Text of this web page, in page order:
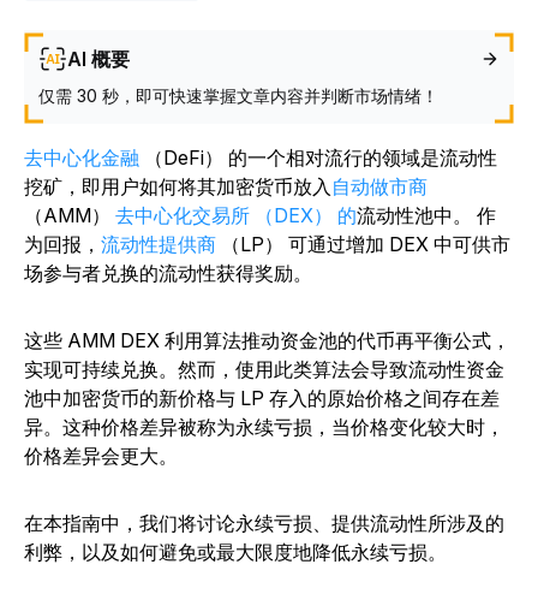
AI 概要
仅需 30 秒，即可快速掌握文章内容并判断市场情绪！
去中心化金融 （DeFi） 的一个相对流行的领域是流动性
挖矿，即用户如何将其加密货币放入 自动做市商
（AMM） 去中心化交易所 （DEX） 的流动性池中。 作
为回报， 流动性提供商 （LP） 可通过增加 DEX 中可供市
场参与者兑换的流动性获得奖励。
这些 AMM DEX 利用算法推动资金池的代币再平衡公式，
实现可持续兑换。然而，使用此类算法会导致流动性资金
池中加密货币的新价格与 LP 存入的原始价格之间存在差
异。这种价格差异被称为永续亏损，当价格变化较大时，
价格差异会更大。
在本指南中，我们将讨论永续亏损、提供流动性所涉及的
利弊，以及如何避免或最大限度地降低永续亏损。